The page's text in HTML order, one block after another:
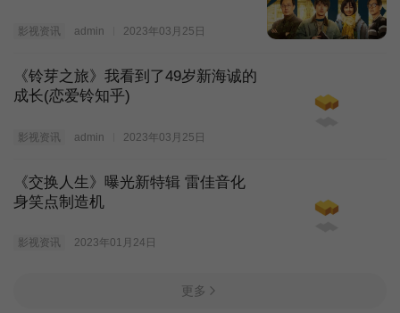
影视资讯 admin 2023年03月25日
《铃芽之旅》我看到了49岁新海诚的
成长(恋爱铃知乎)
影视资讯 admin 2023年03月25日
《交换人生》曝光新特辑 雷佳音化
身笑点制造机
影视资讯 2023年01月24日
更多